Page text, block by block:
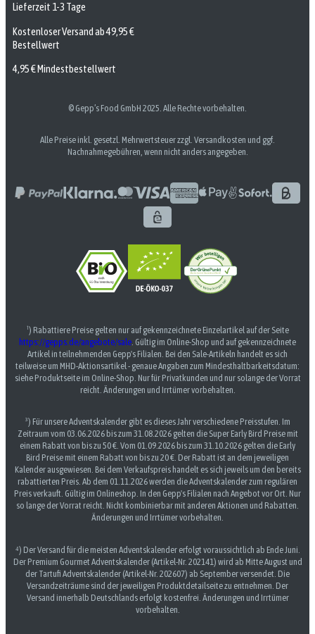
Lieferzeit 1-3 Tage
Kostenloser Versand ab 49,95 €
Bestellwert
4,95 € Mindestbestellwert
© Gepp’s Food GmbH 2025. Alle Rechte vorbehalten.
Alle Preise inkl. gesetzl. Mehrwertsteuer zzgl. Versandkosten und ggf.
Nachnahmegebühren, wenn nicht anders angegeben.
¹) Rabattiere Preise gelten nur auf gekennzeichnete Einzelartikel auf der Seite
https://gepps.de/angebote/sale. Gültig im Online-Shop und auf gekennzeichnete
Artikel in teilnehmenden Gepp's Filialen. Bei den Sale-Artikeln handelt es sich
teilweise um MHD-Aktionsartikel - genaue Angaben zum Mindesthaltbarkeitsdatum:
siehe Produktseite im Online-Shop. Nur für Privatkunden und nur solange der Vorrat
reicht. Änderungen und Irrtümer vorbehalten.
³) Für unsere Adventskalender gibt es dieses Jahr verschiedene Preisstufen. Im
Zeitraum vom 03.06.2026 bis zum 31.08.2026 gelten die Super Early Bird Preise mit
einem Rabatt von bis zu 50 €. Vom 01.09.2026 bis zum 31.10.2026 gelten die Early
Bird Preise mit einem Rabatt von bis zu 20 €. Der Rabatt ist an dem jeweiligen
Kalender ausgewiesen. Bei dem Verkaufspreis handelt es sich jeweils um den bereits
rabattierten Preis. Ab dem 01.11.2026 werden die Adventskalender zum regulären
Preis verkauft. Gültig im Onlineshop. In den Gepp's Filialen nach Angebot vor Ort. Nur
so lange der Vorrat reicht. Nicht kombinierbar mit anderen Aktionen und Rabatten.
Änderungen und Irrtümer vorbehalten.
⁴) Der Versand für die meisten Adventskalender erfolgt voraussichtlich ab Ende Juni.
Der Premium Gourmet Adventskalender (Artikel-Nr. 202141) wird ab Mitte August und
der Tartufi Adventskalender (Artikel-Nr. 202607) ab September versendet. Die
Versandzeiträume sind der jeweiligen Produktdetailseite zu entnehmen. Der
Versand innerhalb Deutschlands erfolgt kostenfrei. Änderungen und Irrtümer
vorbehalten.